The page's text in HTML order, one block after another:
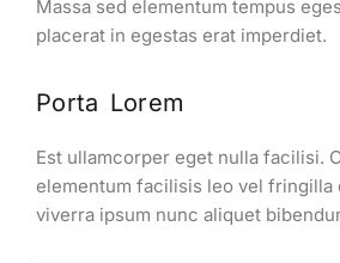
Massa sed elementum tempus
placerat in egestas erat imperdiet.
Porta Lorem
Est ullamcorper eget nulla facilisi.
elementum facilisis leo vel fringilla
viverra ipsum nunc aliquet